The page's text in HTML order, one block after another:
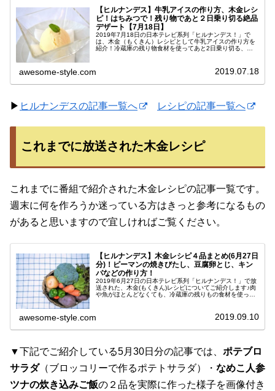
【ヒルナンデス】牛乳アイスの作り方、木金レシ
ピ！はちみつで！残り物であと２日乗り切る絶品
デザート【7月18日】
2019年7月18日の日本テレビ系列「ヒルナンデス！」で
は、木金（もくきん）レシピとして牛乳アイスの作り方を
紹介！冷蔵庫の残り物食材を使ってあと2日乗り切る、木
awesome-style.com 2019.07.18
▶ ヒルナンデスの記事一覧へ レシピの記事一覧へ
これまでに放送された木金レシピ
これまでに番組で紹介された木金レシピの記事一覧です。
週末に何を作ろうか迷っている方はきっと参考になるもの
があると思いますので宜しければご覧ください。
【ヒルナンデス】木金レシピ４品まとめ(6月27日
分)！ピーマンの焼きびたし、豆腐卵とじ、キン
パなどの作り方！
2019年6月27日の日本テレビ系列「ヒルナンデス！」で放
送された、木金(もくきん)レシピについてご紹介します♪肉
や魚がほとんどなくても、冷蔵庫の残りもの食材を使って
awesome-style.com 2019.09.10
▼下記でご紹介している5月30日分の記事では、 ポテブロ
サラダ（ブロッコリーで作るポテトサラダ）・ なめこ人参
ツナの炊き込みご飯の２品を実際に作った様子を画像付き